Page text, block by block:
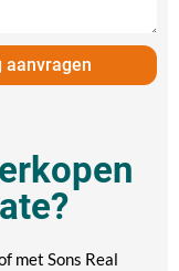
aanvragen
met Sons Real